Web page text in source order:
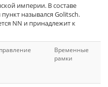
империи. В составе
назывался Golitsch.
NN и принадлежит к
Временные
рамки